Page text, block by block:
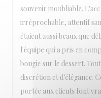
souvenir inoubliable.
irréprochable, attentif
étaient aussi beaux que
l'équipe qui a pris en
bougie sur le dessert.
discrétion et d'élégance.
portée aux clients font